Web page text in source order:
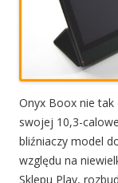
Onyx Boox nie tak
swojej 10,3-
bliźniaczy model
względu na
Sklepu Play,